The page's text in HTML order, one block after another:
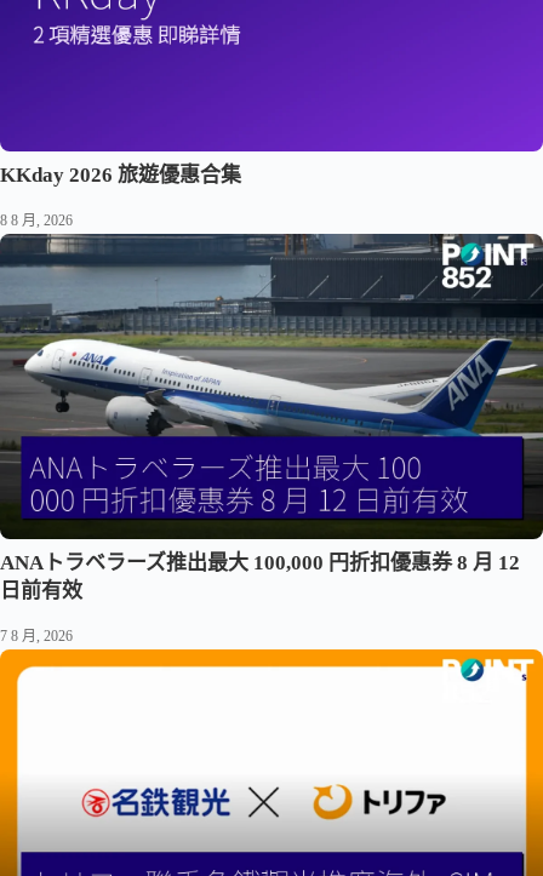
KKday 2026 旅遊優惠合集
8 8 月, 2026
ANAトラベラーズ推出最大 100,000 円折扣優惠券 8 月 12
日前有效
7 8 月, 2026